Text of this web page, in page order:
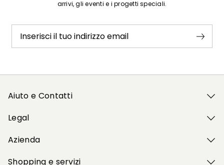
arrivi, gli eventi e i progetti speciali.
Inserisci il tuo indirizzo email
Aiuto e Contatti
Legal
Azienda
Shopping e servizi